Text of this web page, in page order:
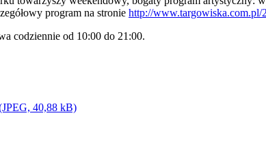
program na stronie http://www.targowiska.com.pl/
codziennie od 10:00 do 21:00.
40,88 kB)